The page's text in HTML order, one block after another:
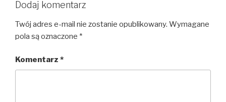
Dodaj komentarz
Twój adres e-mail nie zostanie opublikowany. Wymagane
pola są oznaczone *
Komentarz *